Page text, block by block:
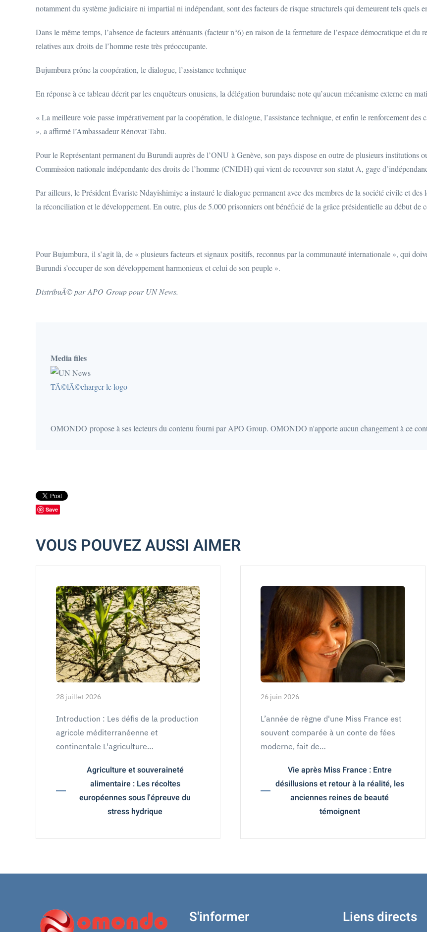
notamment du système judiciaire ni impartial ni indépendant, sont des facteurs de risque structurels qui demeurent tels quels
Dans le même temps, l’absence de facteurs atténuants (facteur n°6) en raison de la fermeture de l’espace démocratique et
relatives aux droits de l’homme reste très préoccupante.
Bujumbura prône la coopération, le dialogue, l’assistance technique
En réponse à ce tableau décrit par les enquêteurs onusiens, la délégation burundaise note qu’aucun mécanisme externe en
« La meilleure voie passe impérativement par la coopération, le dialogue, l’assistance technique, et enfin le renforcement
», a affirmé l’Ambassadeur Rénovat Tabu.
Pour le Représentant permanent du Burundi auprès de l’ONU à Genève, son pays dispose en outre de plusieurs institutions
Commission nationale indépendante des droits de l’homme (CNIDH) qui vient de recouvrer son statut A, gage
Par ailleurs, le Président Évariste Ndayishimiye a instauré le dialogue permanent avec des membres de la société civile et
la réconciliation et le développement. En outre, plus de 5.000 prisonniers ont bénéficié de la grâce présidentielle au début de
Pour Bujumbura, il s’agit là, de « plusieurs facteurs et signaux positifs, reconnus par la communauté internationale », qui
Burundi s’occuper de son développement harmonieux et celui de son peuple ».
DistribuÃ© parAPO Group pour UN News.
Media files
TÃ©lÃ©charger le logo
OMONDO propose à ses lecteurs du contenu fourni par APO Group. OMONDO n'apporte aucun changement à ce
Save
VOUS POUVEZ AUSSI AIMER
28 juillet 2026
Introduction : Les défis de la production
agricole méditerranéenne et
continentale L'agriculture…
Agriculture et souveraineté
alimentaire : Les récoltes
européennes sous l'épreuve du
stress hydrique
26 juin 2026
L’année de règne d'une Miss France est
souvent comparée à un conte de fées
moderne, fait de…
Vie après Miss France : Entre
désillusions et retour à la réalité, les
anciennes reines de beauté
témoignent
S'informer Liens directs